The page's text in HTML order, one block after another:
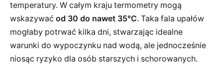
temperatury. W całym kraju termometry mogą
wskazywać od 30 do nawet 35°C. Taka fala upałów
mogłaby potrwać kilka dni, stwarzając idealne
warunki do wypoczynku nad wodą, ale jednocześnie
niosąc ryzyko dla osób starszych i schorowanych.